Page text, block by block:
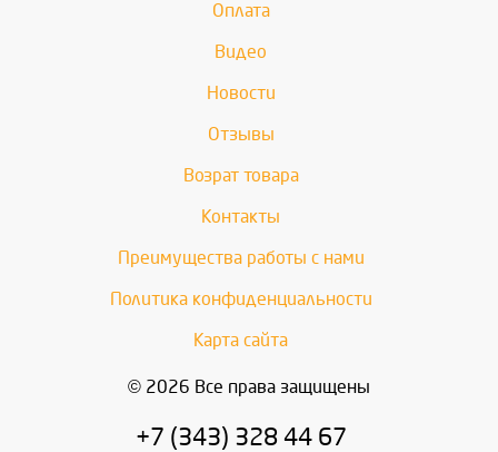
Оплата
Видео
Новости
Отзывы
Возрат товара
Контакты
Преимущества работы с нами
Политика конфиденциальности
Карта сайта
© 2026 Все права защищены
+7 (343) 328 44 67